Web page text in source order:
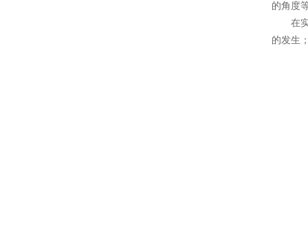
的角度
在实
的发生